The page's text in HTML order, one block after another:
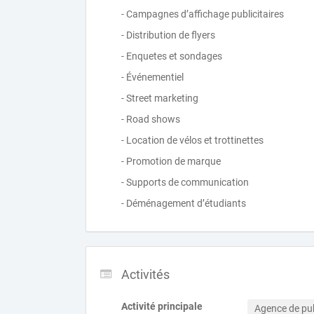
- Campagnes d’affichage publicitaires
- Distribution de flyers
- Enquetes et sondages
- Événementiel
- Street marketing
- Road shows
- Location de vélos et trottinettes
- Promotion de marque
- Supports de communication
- Déménagement d’étudiants
Activités
Activité principale Agence de